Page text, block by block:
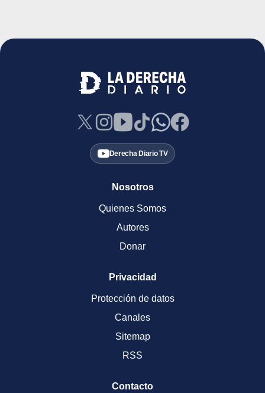
Derecha Diario TV
Nosotros
Quienes Somos
Autores
Donar
Privacidad
Protección de datos
Canales
Sitemap
RSS
Contacto